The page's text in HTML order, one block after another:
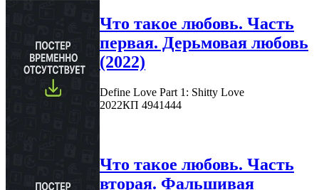
Что такое любовь. Часть
первая. Дерьмовая любовь
(2022)
Define Love Part 1: Shitty Love
2022КП 4941444
Что такое любовь. Часть
вторая. Фальшивая